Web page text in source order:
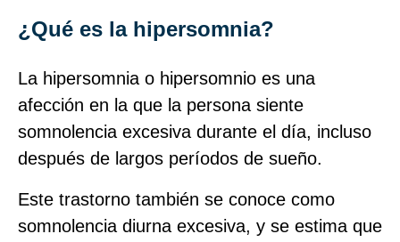
¿Qué es la hipersomnia?
La hipersomnia o hipersomnio es una
afección en la que la persona siente
somnolencia excesiva durante el día, incluso
después de largos períodos de sueño.
Este trastorno también se conoce como
somnolencia diurna excesiva, y se estima que